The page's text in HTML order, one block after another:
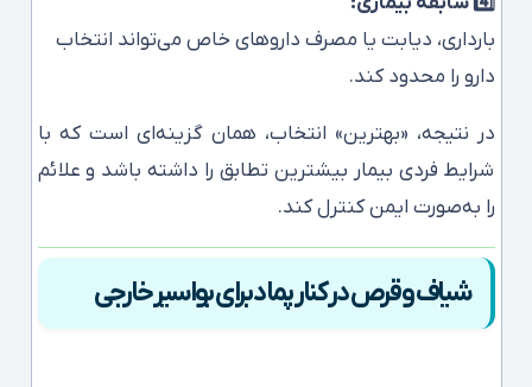
بارداری، دیابت یا مصرف داروهای خاص می‌تواند انتخاب
دارو را محدود کند.
در نتیجه، «بهترین» انتخاب، همان گزینه‌ای است که با
شرایط فردی بیمار بیشترین تطابق را داشته باشد و علائم
را به‌صورت ایمن کنترل کند.
شیاف و قرص در کنار پماد برای بواسیر خارجی